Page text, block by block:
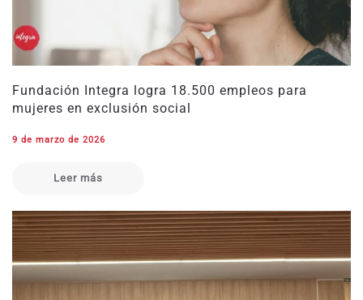
Fundación Integra logra 18.500 empleos para
mujeres en exclusión social
9 de marzo de 2026
Leer más